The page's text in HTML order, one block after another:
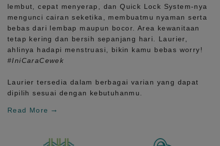
lembut, cepat menyerap, danQuick Lock System-nya
mengunci cairan seketika, membuatmu nyaman serta
bebas dari lembap maupun bocor. Area kewanitaan
tetap kering dan bersih sepanjang hari.
Laurier,
ahlinya hadapi menstruasi, bikin kamu bebas worry!
#IniCaraCewek
Laurier tersedia dalam berbagai varian yang dapat
dipilih sesuai dengan kebutuhanmu.
Read More